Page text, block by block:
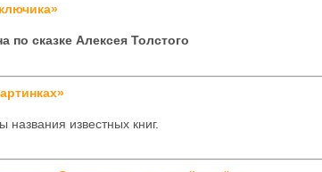
по сказке Алексея Толстого
известных книг.